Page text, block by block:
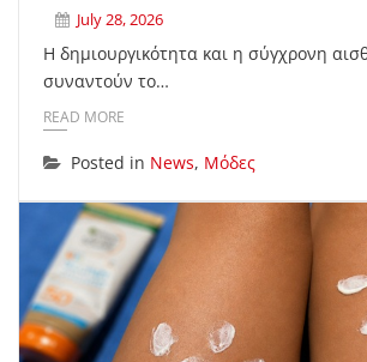
July 28, 2026
Η δημιουργικότητα και η σύγχρονη
συναντούν το…
READ MORE
Posted in News, Μόδες